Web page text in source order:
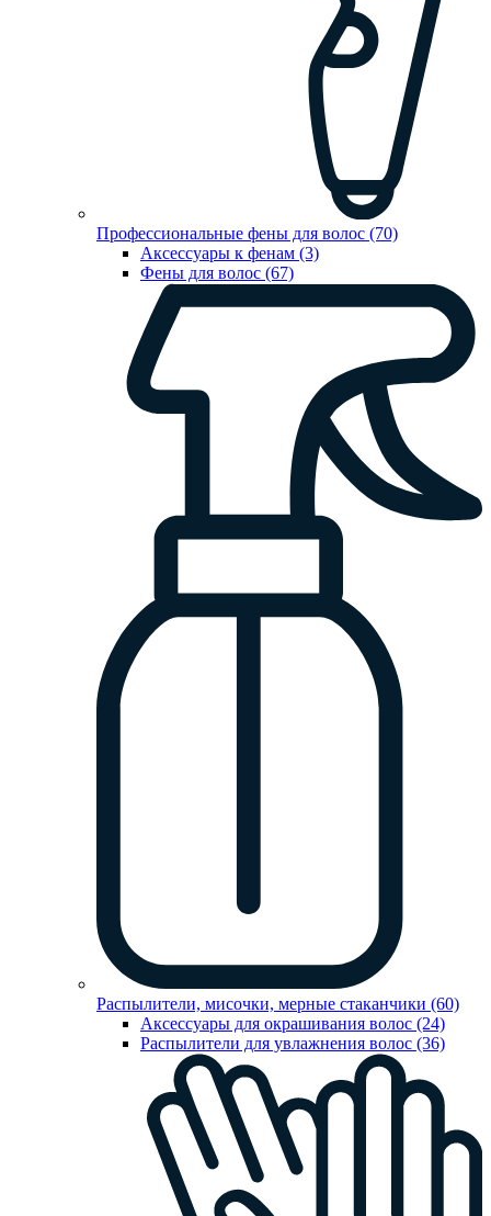
Профессиональные фены для волос (70)
Аксессуары к фенам (3)
Фены для волос (67)
Распылители, мисочки, мерные стаканчики (60)
Аксессуары для окрашивания волос (24)
Распылители для увлажнения волос (36)